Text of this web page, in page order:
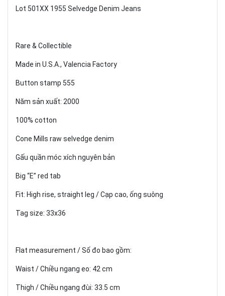
Lot 501XX 1955 Selvedge Denim Jeans
Rare & Collectible
Made in U.S.A., Valencia Factory
Button stamp 555
Năm sản xuất: 2000
100% cotton
Cone Mills raw selvedge denim
Gấu quần móc xích nguyên bản
Big “E” red tab
Fit: High rise, straight leg / Cạp cao, ống suông
Tag size: 33x36
Flat measurement / Số đo bao gồm:
Waist / Chiều ngang eo: 42 cm
Thigh / Chiều ngang đùi: 33.5 cm